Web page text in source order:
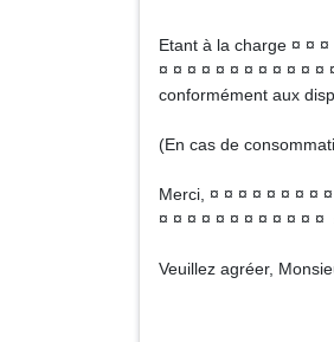
Etant à la charge ¤ ¤
¤ ¤ ¤ ¤ ¤ ¤ ¤ ¤ ¤ ¤ ¤ ¤
conformément aux
(En cas de
Merci, ¤ ¤ ¤ ¤ ¤ ¤ ¤ ¤
¤ ¤ ¤ ¤ ¤ ¤ ¤ ¤ ¤ ¤ ¤ ¤
Veuillez agréer,